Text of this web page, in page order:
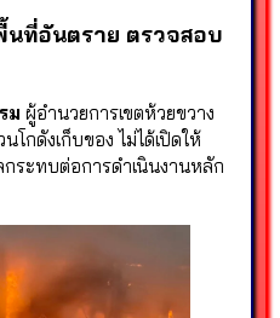
นที่อันตราย ตรวจสอบ
ม ผู้อำนวยการเขตห้วยขวาง
โกดังเก็บของ ไม่ได้เปิดให้
กระทบต่อการดำเนินงานหลัก